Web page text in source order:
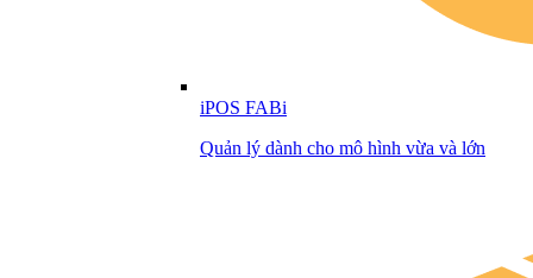
iPOS FABi
Quản lý dành cho mô hình vừa và lớn